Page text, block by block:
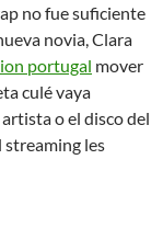
no fue suficiente
novia, Clara
portugal mover
culé vaya
o el disco del
streaming les